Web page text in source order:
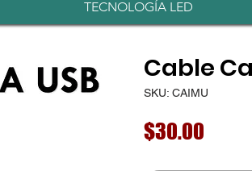
TECNOLOGÍA LED
Cable
SKU: CAIMU
$30.00